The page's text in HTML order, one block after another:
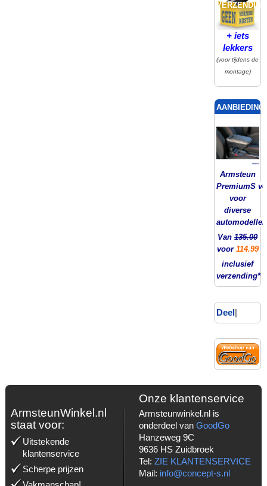
VERZENDING
+ iets
lekkers
(voor tijdens de
montage)
Armsteun
PremiumS
voor
diverse
automodellen
Van135.00
voor 114.99
inclusief
verzending*
Deel|
ArmsteunWinkel.nl
staat voor:
Uitstekende
klantenservice
Scherpe prijzen
Onze klantenservice
Armsteunwinkel.nl is
onderdeel van GoodGo
Hanzeweg 9C
9636 HS Zuidbroek
Tel: ZIE KLANTENSERVICE
Mail: info@concept-s.nl